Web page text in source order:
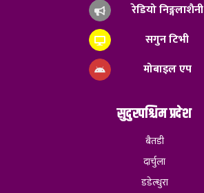
रेडियो निङ्गलाशैनी
सगुन टिभी
मोबाइल एप
सुदुरपश्चिम प्रदेश
बैतडी
दार्चुला
डडेल्धुरा